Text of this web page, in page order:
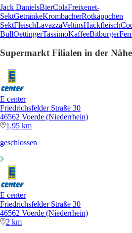
Jack DanielsBierColaFreixenet-
SektGetränkeKrombacherRotkäppchen
SektFleischLavazzaVeltinsHackfleisch
BullOettingerTassimoKaffeeBitburger
Supermarkt Filialen in der Nähe
E center
Friedrichsfelder Straße 30
46562 Voerde (Niederrhein)
1,95 km
geschlossen
E center
Friedrichsfelder Straße 30
46562 Voerde (Niederrhein)
2 km